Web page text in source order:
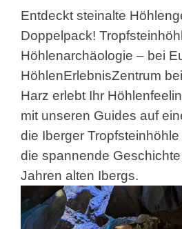
Entdeckt steinalte
Doppelpack!
Höhlenarchäologie – bei
HöhlenErlebnisZentrum
Harz erlebt Ihr
mit unseren Guides auf
die Iberger
die spannende
Jahren alten Ibergs.